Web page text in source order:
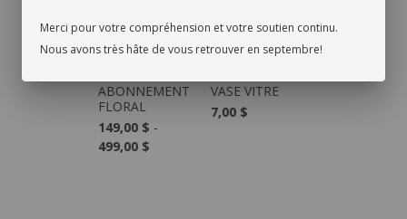
ABONNEMENT
FLORAL
149,00 $ -
499,00 $
VASE VITRE
7,00 $
Merci pour votre compréhension et votre soutien continu.
Nous avons très hâte de vous retrouver en septembre!